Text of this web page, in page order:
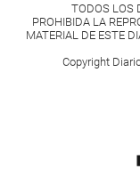
TODOS LOS
PROHIBIDA LA
MATERIAL DE ESTE
Copyright